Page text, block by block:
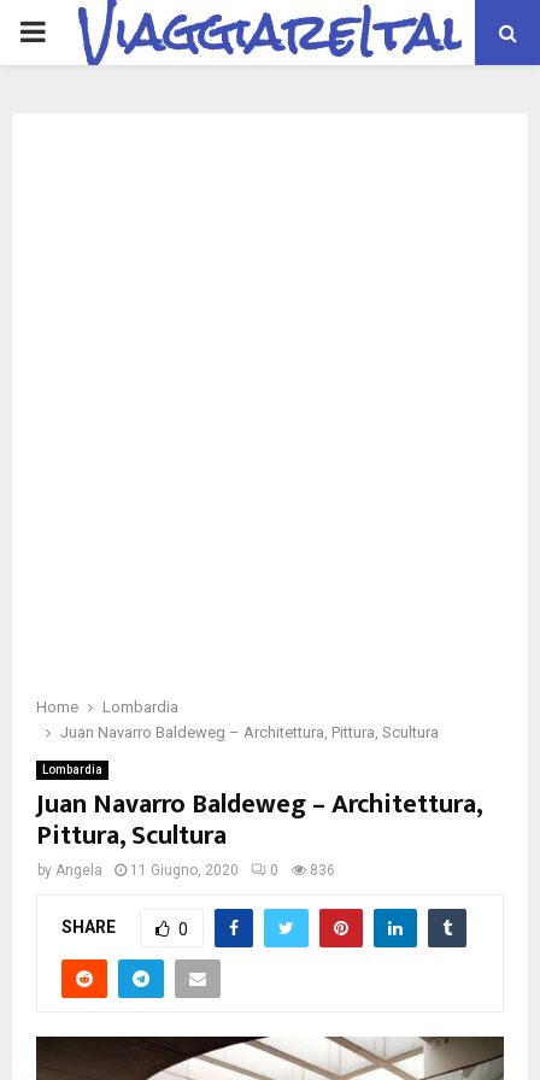
PRIMARYViaggiareItalia
Home
Lombardia
Juan Navarro Baldeweg – Architettura, Pittura, Scultura
Lombardia
Juan Navarro Baldeweg – Architettura,
Pittura, Scultura
by Angela 11 Giugno, 2020 0 836
SHARE 0